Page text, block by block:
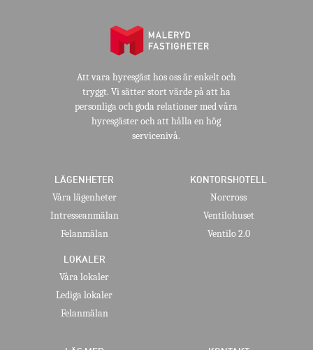
Att vara hyresgäst hos oss är enkelt och
tryggt. Vi sätter stort värde på att ha
personliga och goda relationer med våra
hyresgäster och att hålla en hög
servicenivå.
LÄGENHETER
Våra lägenheter
Intresseanmälan
Felanmälan
LOKALER
Våra lokaler
Lediga lokaler
Felanmälan
KONTORSHOTELL
Norcross
Ventilohuset
Ventilo 2.0